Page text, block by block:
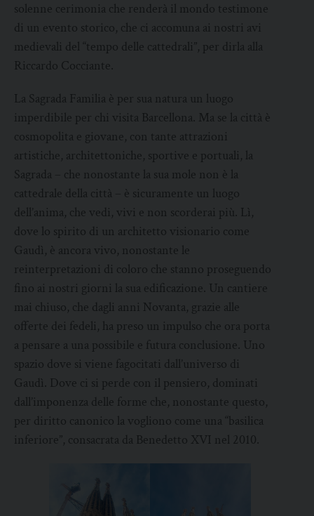
solenne cerimonia che renderà il mondo testimone
di un evento storico, che ci accomuna ai nostri avi
medievali del “tempo delle cattedrali”, per dirla alla
Riccardo Cocciante.
La Sagrada Familia è per sua natura un luogo
imperdibile per chi visita Barcellona. Ma se la città è
cosmopolita e giovane, con tante attrazioni
artistiche, architettoniche, sportive e portuali, la
Sagrada – che nonostante la sua mole non è la
cattedrale della città – è sicuramente un luogo
dell’anima, che vedi, vivi e non scorderai più. Lì,
dove lo spirito di un architetto visionario come
Gaudì, è ancora vivo, nonostante le
reinterpretazioni di coloro che stanno proseguendo
fino ai nostri giorni la sua edificazione. Un cantiere
mai chiuso, che dagli anni Novanta, grazie alle
offerte dei fedeli, ha preso un impulso che ora porta
a pensare a una possibile e futura conclusione. Uno
spazio dove si viene fagocitati dall’universo di
Gaudì. Dove ci si perde con il pensiero, dominati
dall’imponenza delle forme che, nonostante questo,
per diritto canonico la vogliono come una “basilica
inferiore”, consacrata da Benedetto XVI nel 2010.